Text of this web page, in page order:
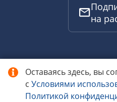
Оставаясь здесь, вы
с Условиями
Политикой
на
Личный кабинет